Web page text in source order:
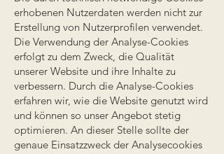
erhobenen Nutzerdaten werden nicht zur
Erstellung von Nutzerprofilen verwendet.
Die Verwendung der Analyse-Cookies
erfolgt zu dem Zweck, die Qualität
unserer Website und ihre Inhalte zu
verbessern. Durch die Analyse-Cookies
erfahren wir, wie die Website genutzt wird
und können so unser Angebot stetig
optimieren. An dieser Stelle sollte der
genaue Einsatzzweck der Analysecookies